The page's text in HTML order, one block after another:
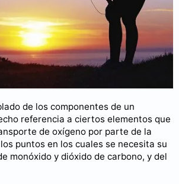
de los componentes de un
referencia a ciertos elementos que
de oxígeno por parte de la
puntos en los cuales se necesita su
monóxido y dióxido de carbono, y del